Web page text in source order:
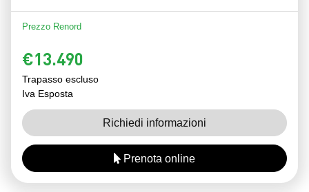
Prezzo Renord
€13.490
Trapasso escluso
Iva Esposta
Richiedi informazioni
Prenota online